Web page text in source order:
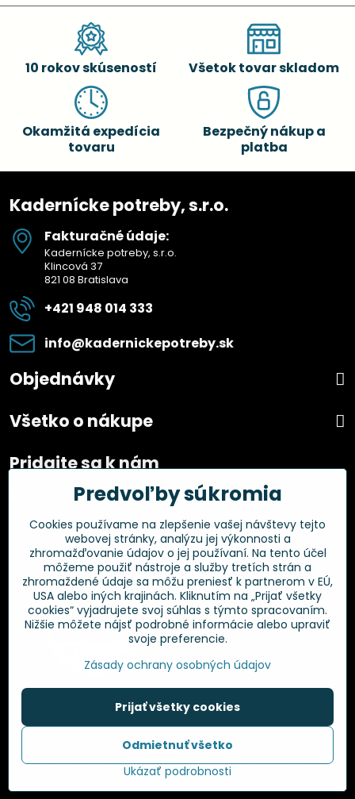
10 rokov skúseností Všetok tovar skladom
Okamžitá expedícia
tovaru
Bezpečný nákup a
platba
Kadernícke potreby, s.r.o.
Fakturačné údaje:
Kadernícke potreby, s.r.o.
Klincová 37
821 08 Bratislava
+421 948 014 333
info​@kadernickepotreby​.sk
Objednávky
Všetko o nákupe
Pridajte sa k nám
Facebook
Overené zákazníkmi
©2026Copyright
Predvoľby súkromiaZásady ochrany osobných údajov
Vytvorené pomocou:BiznisWeb.sk
Predvoľby súkromia
Cookies používame na zlepšenie vašej návštevy tejto
webovej stránky, analýzu jej výkonnosti a
zhromažďovanie údajov o jej používaní. Na tento účel
môžeme použiť nástroje a služby tretích strán a
zhromaždené údaje sa môžu preniesť k partnerom v EÚ,
USA alebo iných krajinách. Kliknutím na „Prijať všetky
cookies“ vyjadrujete svoj súhlas s týmto spracovaním.
Nižšie môžete nájsť podrobné informácie alebo upraviť
svoje preferencie.
Zásady ochrany osobných údajov
Ukázať podrobnosti
Prijať všetky cookies
Odmietnuť všetko